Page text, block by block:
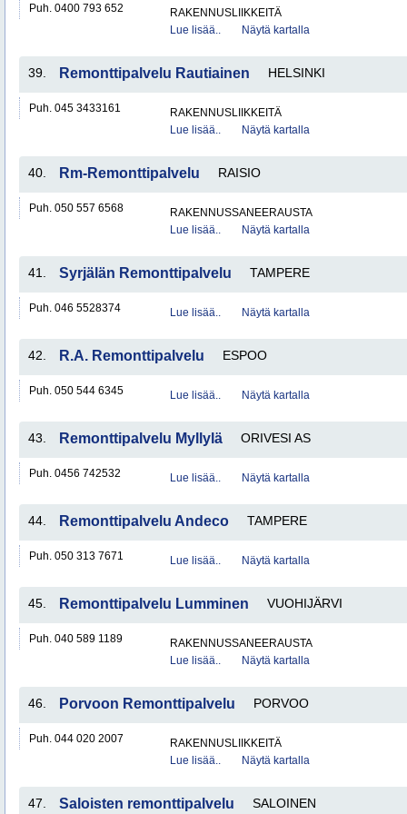
Puh. 0400 793 652
RAKENNUSLIIKKEITÄ
Lue lisää..
Näytä kartalla
39. Remonttipalvelu Rautiainen HELSINKI
Puh. 045 3433161
RAKENNUSLIIKKEITÄ
Lue lisää..
Näytä kartalla
40. Rm-Remonttipalvelu RAISIO
Puh. 050 557 6568
RAKENNUSSANEERAUSTA
Lue lisää..
Näytä kartalla
41. Syrjälän Remonttipalvelu TAMPERE
Puh. 046 5528374 Lue lisää.. Näytä kartalla
42. R.A. Remonttipalvelu ESPOO
Puh. 050 544 6345 Lue lisää.. Näytä kartalla
43. Remonttipalvelu Myllylä ORIVESI AS
Puh. 0456 742532 Lue lisää.. Näytä kartalla
44. Remonttipalvelu Andeco TAMPERE
Puh. 050 313 7671 Lue lisää.. Näytä kartalla
45. Remonttipalvelu Lumminen VUOHIJÄRVI
Puh. 040 589 1189
RAKENNUSSANEERAUSTA
Lue lisää..
Näytä kartalla
46. Porvoon Remonttipalvelu PORVOO
Puh. 044 020 2007
RAKENNUSLIIKKEITÄ
Lue lisää..
Näytä kartalla
47. Saloisten remonttipalvelu SALOINEN